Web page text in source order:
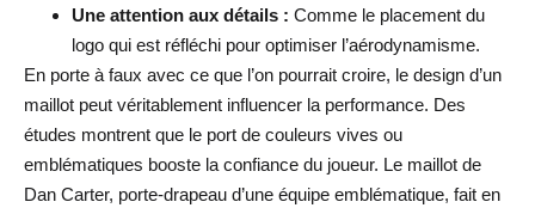
Une attention aux détails : Comme le placement du
logo qui est réfléchi pour optimiser l’aérodynamisme.
En porte à faux avec ce que l’on pourrait croire, le design d’un
maillot peut véritablement influencer la performance. Des
études montrent que le port de couleurs vives ou
emblématiques booste la confiance du joueur. Le maillot de
Dan Carter, porte-drapeau d’une équipe emblématique, fait en